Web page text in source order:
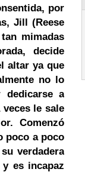
por
Jill (Reese
mimadas
decide
altar ya que
no lo
dedicarse a
le sale
Comenzó
poco a poco
verdadera
es incapaz